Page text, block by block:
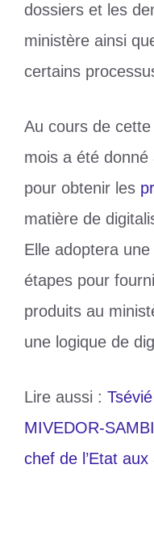
dossiers et les
ministère ainsi
certains
Au cours de
mois a été donné
pour obtenir les
matière de
Elle adoptera
étapes pour
produits au
une logique de
Lire aussi :
MIVEDOR-
chef de l’Etat